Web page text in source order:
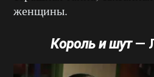
женщины.
Король и шут—